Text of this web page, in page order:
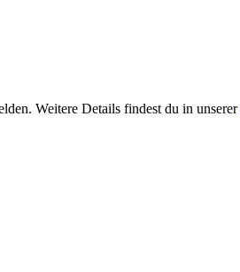
Weitere Details findest du in unserer